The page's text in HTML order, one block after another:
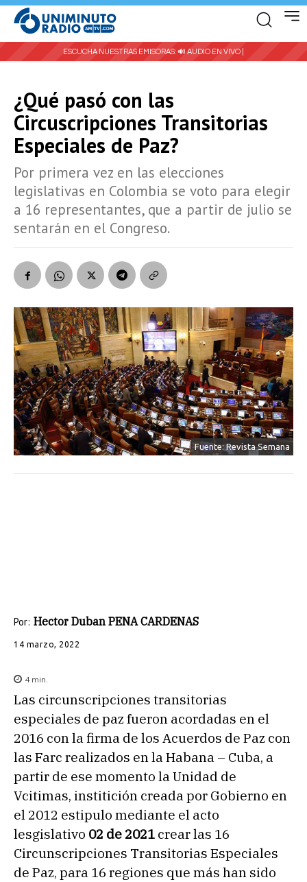
ESCUCHA NUESTRAS EMISORAS: 🔊 AUDIO EN VIVO |
¿Qué pasó con las
Circuscripciones Transitorias
Especiales de Paz?
Por primera vez en las elecciones
legislativas en Colombia se voto para elegir
a 16 representantes, que a partir de julio se
sentarán en el Congreso.
Fuente: Revista Semana
Por: Hector Duban PENA CARDENAS
14 marzo, 2022
4 min.
Las circunscripciones transitorias
especiales de paz fueron acordadas en el
2016 con la firma de los Acuerdos de Paz con
las Farc realizados en la Habana – Cuba, a
partir de ese momento la Unidad de
Vcitimas, institición creada por Gobierno en
el 2012 estipulo mediante el acto
lesgislativo 02 de 2021 crear las 16
Circunscripciones Transitorias Especiales
de Paz, para 16 regiones que más han sido